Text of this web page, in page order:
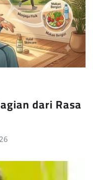
dari Rasa